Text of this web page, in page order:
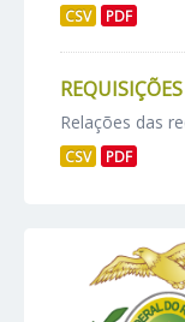
CSV PDF
Relações das
CSV PDF